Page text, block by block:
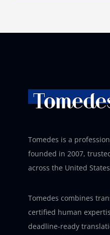
Tomedes is a
founded in 2007,
across the United
Tomedes combines
certified human
deadline-ready